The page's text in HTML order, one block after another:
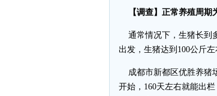
【调查】正常养殖周期
通常情况下，生猪长到
出发，生猪达到100公斤
成都市新都区优胜养猪
开始，160天左右就能出